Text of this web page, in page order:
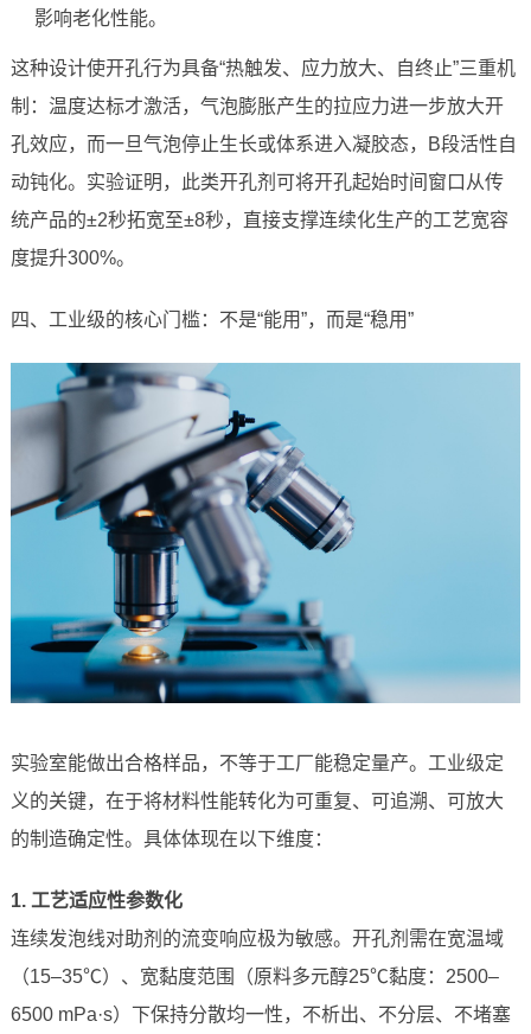
影响老化性能。
这种设计使开孔行为具备“热触发、应力放大、自终止”三重机
制：温度达标才激活，气泡膨胀产生的拉应力进一步放大开
孔效应，而一旦气泡停止生长或体系进入凝胶态，B段活性自
动钝化。实验证明，此类开孔剂可将开孔起始时间窗口从传
统产品的±2秒拓宽至±8秒，直接支撑连续化生产的工艺宽容
度提升300%。
四、工业级的核心门槛：不是“能用”，而是“稳用”
实验室能做出合格样品，不等于工厂能稳定量产。工业级定
义的关键，在于将材料性能转化为可重复、可追溯、可放大
的制造确定性。具体体现在以下维度：
1. 工艺适应性参数化
连续发泡线对助剂的流变响应极为敏感。开孔剂需在宽温域
（15–35℃）、宽黏度范围（原料多元醇25℃黏度：2500–
6500 mPa·s）下保持分散均一性，不析出、不分层、不堵塞